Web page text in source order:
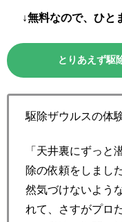
↓無料なので、ひと
とりあえず駆
駆除ザウルスの体
「天井裏にずっと
除の依頼をしまし
然気づけないよう
れて、さすがプロ